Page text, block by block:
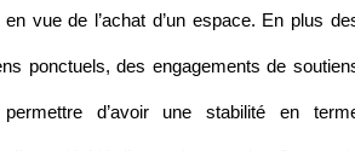
vue de l’achat d’un espace. En plus
ponctuels, des engagements de
d’avoir une stabilité en